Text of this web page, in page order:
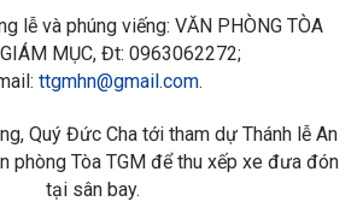
lễ và phúng viếng: VĂN PHÒNG TÒA
MỤC, Đt: 0963062272;
ttgmhn@gmail.com.
Quý Đức Cha tới tham dự Thánh lễ An
phòng Tòa TGM để thu xếp xe đưa đón
tại sân bay.